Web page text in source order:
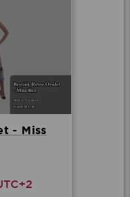
- Miss